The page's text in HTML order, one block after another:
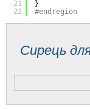
21
22
}
#endregion
Сирець